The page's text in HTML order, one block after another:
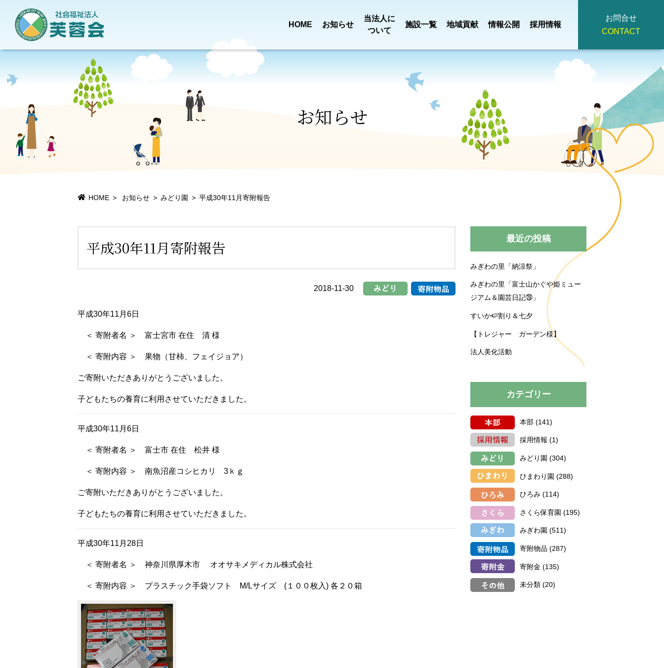
HOME お知らせ
当法人に
ついて
当法人について
ごあいさつ
評議員名簿
施設一覧
施設一覧
児童養護施設
ひまわり園
デイサービスセンタ
みぎわの里
富士市吉原西部
さくら保育園
買い物送迎
プロジェクト
地域貢献
地域貢献活動
プロジェクト
田宿川清掃
情報公開
役員報酬基準
事業報告・
改善計画書
について
運営規程
採用情報
お問合せ
CONTACT
お知らせ
HOME お知らせ みどり園 平成30年11月寄附報告
平成30年11月寄附報告
2018-11-30
平成30年11月6日
＜ 寄附者名 ＞ 富士宮市 在住 清 様
＜ 寄附内容 ＞ 果物（甘柿、フェイジョア）
ご寄附いただきありがとうございました。
子どもたちの養育に利用させていただきました。
平成30年11月6日
＜ 寄附者名 ＞ 富士市 在住 松井 様
＜ 寄附内容 ＞ 南魚沼産コシヒカリ 3ｋｇ
ご寄附いただきありがとうございました。
子どもたちの養育に利用させていただきました。
平成30年11月28日
＜ 寄附者名 ＞ 神奈川県厚木市 オオサキメディカル株式会社
＜ 寄附内容 ＞ プラスチック手袋ソフト M/Lサイズ (１００枚入) 各２０箱
最近の投稿
みぎわの里「納涼祭」
みぎわの里「富士山かぐや姫ミュー
ジアム＆園芸日記㉘」
すいか🍉割り＆七夕
【トレジャー ガーデン様】
法人美化活動
カテゴリー
本部 (141)
採用情報 (1)
みどり園 (304)
ひまわり園 (288)
ひろみ (114)
さくら保育園 (195)
みぎわ園 (511)
寄附物品 (287)
寄附金 (135)
未分類 (20)